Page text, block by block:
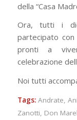
della “Casa
Ora, tutti i
partecipato
pronti a
celebrazione
Noi tutti
Tags: Andrate,
Zanotti, Don